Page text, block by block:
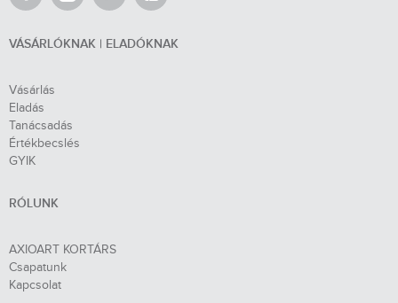
VÁSÁRLÓKNAK | ELADÓKNAK
Vásárlás
Eladás
Tanácsadás
Értékbecslés
GYIK
RÓLUNK
AXIOART KORTÁRS
Csapatunk
Kapcsolat